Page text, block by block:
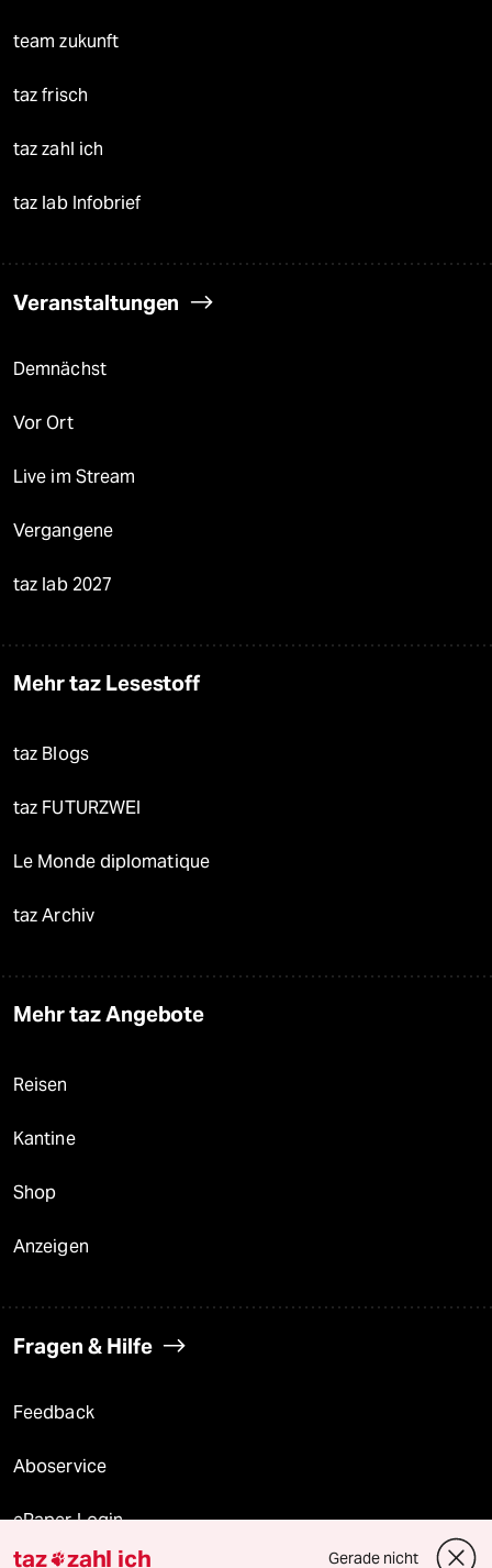
team zukunft
taz frisch
taz zahl ich
taz lab Infobrief
Veranstaltungen
Demnächst
Vor Ort
Live im Stream
Vergangene
taz lab 2027
Mehr taz Lesestoff
taz Blogs
taz FUTURZWEI
Le Monde diplomatique
taz Archiv
Mehr taz Angebote
Reisen
Kantine
Shop
Anzeigen
Fragen & Hilfe
Feedback
Aboservice
ePaper Login
taz zahl ich Gerade nicht